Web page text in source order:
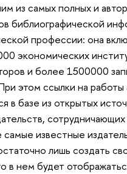
из самых полных и
библиографической
профессии: она
экономических
и более 1500000
этом ссылки на работы
в базе из открытых
сотрудничающих
самые известные
лишь создать
в нем будет